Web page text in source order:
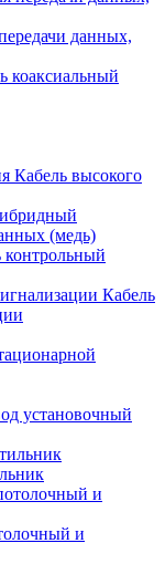
данных,
коаксиальный
Кабель высокого
(медь)
контрольный
Кабель
установочный
и